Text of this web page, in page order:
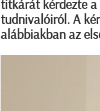
titkárát kérdezte
tudnivalóiról. A
alábbiakban az